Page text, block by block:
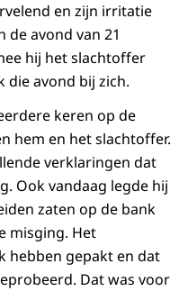
en zijn irritatie
de avond van 21
hij het slachtoffer
die avond bij zich.
keren op de
hem en het slachtoffer.
verklaringen dat
Ook vandaag legde hij
zaten op de bank
misging. Het
hebben gepakt en dat
Dat was voor